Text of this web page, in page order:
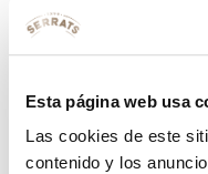
Esta página web usa
Las cookies de este
contenido y los
¡Gracias, José!
maízhuevoleche
Deja una